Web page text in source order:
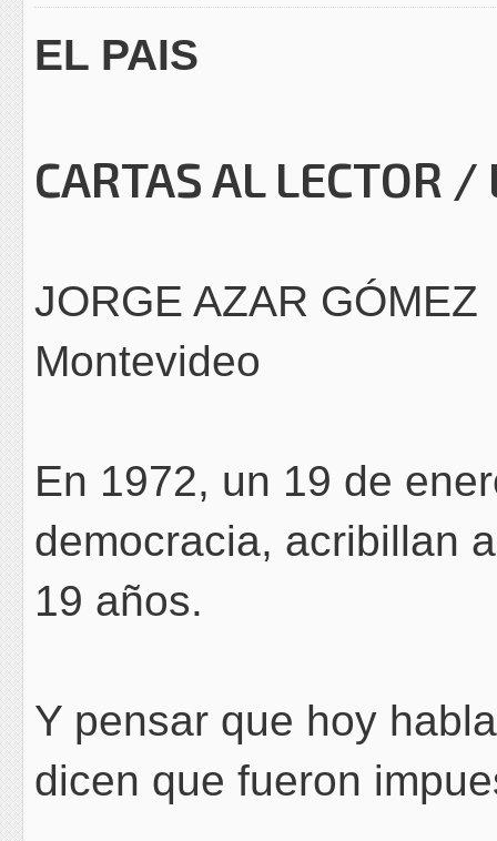
EL PAIS
CARTAS AL
JORGE AZAR GÓMEZ
Montevideo
En 1972, un 19 de
democracia, acribillan
19 años.
Y pensar que hoy
dicen que fueron